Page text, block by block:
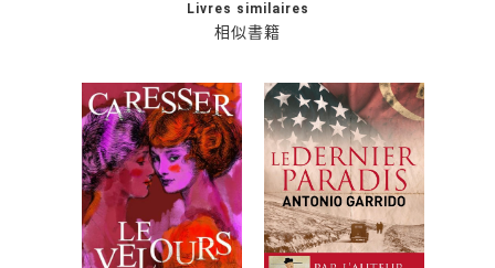
相似書籍
Livres similaires